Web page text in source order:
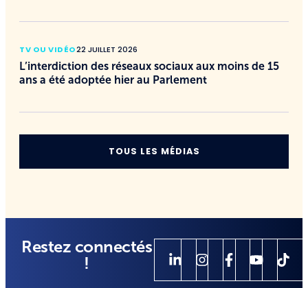
TV OU VIDÉO22 JUILLET 2026
L’interdiction des réseaux sociaux aux moins de 15
ans a été adoptée hier au Parlement
TOUS LES MÉDIAS
Restez connectés
!